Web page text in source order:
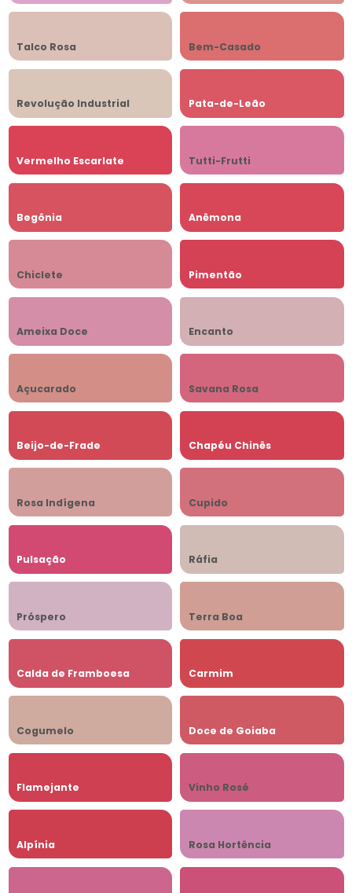
Talco Rosa Bem-Casado
Revolução Industrial Pata-de-Leão
Vermelho Escarlate Tutti-Frutti
Begônia Anêmona
Chiclete Pimentão
Ameixa Doce Encanto
Açucarado Savana Rosa
Beijo-de-Frade Chapéu Chinês
Rosa Indígena Cupido
Pulsação Ráfia
Próspero Terra Boa
Calda de Framboesa Carmim
Cogumelo Doce de Goiaba
Flamejante Vinho Rosé
Alpínia Rosa Hortência